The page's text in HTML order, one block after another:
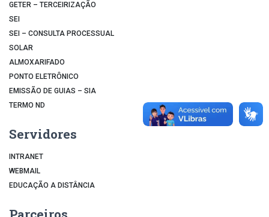
GETER – TERCEIRIZAÇÃO
SEI
SEI – CONSULTA PROCESSUAL
SOLAR
ALMOXARIFADO
PONTO ELETRÔNICO
EMISSÃO DE GUIAS – SIA
TERMO ND
Servidores
INTRANET
WEBMAIL
EDUCAÇÃO A DISTÂNCIA